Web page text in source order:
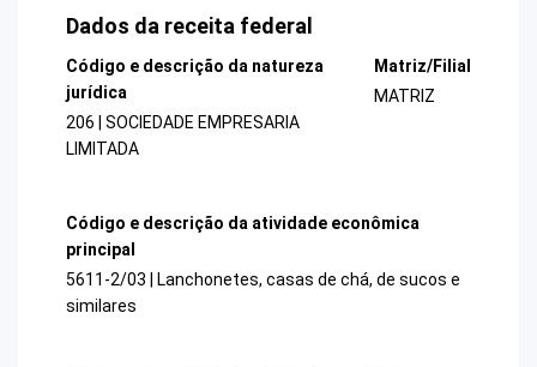
Dados da receita federal
Código e descrição da natureza
jurídica
206 | SOCIEDADE EMPRESARIA
LIMITADA
Matriz/Filial
MATRIZ
Código e descrição da atividade econômica
principal
5611-2/03 | Lanchonetes, casas de chá, de sucos e
similares